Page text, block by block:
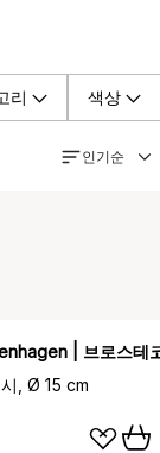
리 색상
인기순
| 브로스테
, Ø 15 cm